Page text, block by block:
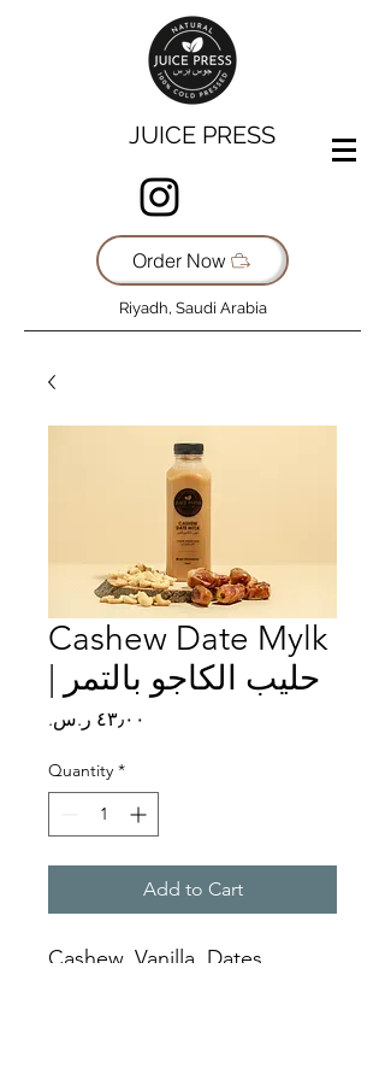
JUICE PRESS
Order Now
Riyadh, Saudi Arabia
Cashew Date Mylk
| حليب الكاجو بالتمر
Quantity *
Add to Cart
Cashew, Vanilla, Dates